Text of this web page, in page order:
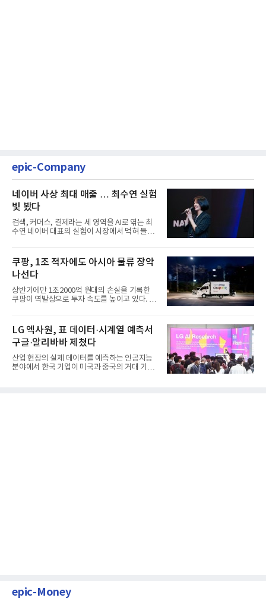
epic-Company
네이버 사상 최대 매출 … 최수연 실험
빛 봤다
검색, 커머스, 결제라는 세 영역을 AI로 엮는 최
수연 네이버 대표의 실험이 시장에서 먹혀 들어
쿠팡, 1조 적자에도 아시아 물류 장악
나선다
상반기에만 1조2000억 원대의 손실을 기록한
쿠팡이 역발상으로 투자 속도를 높이고 있다. 이
LG 엑사원, 표 데이터·시계열 예측서
구글·알리바바 제쳤다
산업 현장의 실제 데이터를 예측하는 인공지능
분야에서 한국 기업이 미국과 중국의 거대 기술
epic-Money